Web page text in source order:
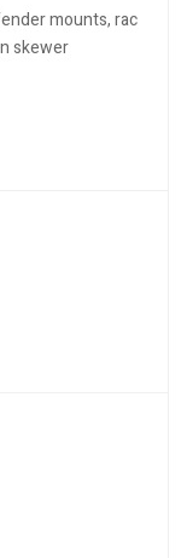
mounts, rac
skewer